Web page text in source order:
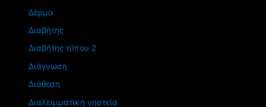
Δέρμα
Διαβήτης
Διαβήτης τύπου 2
Διάγνωση
Διάθεση
Διαλειμματική νηστεία